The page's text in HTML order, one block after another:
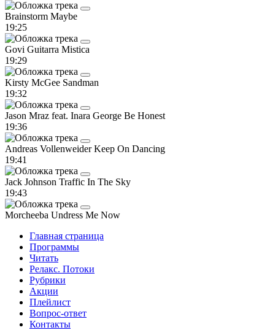
Brainstorm Maybe
19:25
Govi Guitarra Mistica
19:29
Kirsty McGee Sandman
19:32
Jason Mraz feat. Inara George Be Honest
19:36
Andreas VollenweiderKeep On Dancing
19:41
Jack Johnson Traffic In The Sky
19:43
Morcheeba Undress Me Now
Главная страница
Программы
Читать
Релакс. Потоки
Рубрики
Акции
Плейлист
Вопрос-ответ
Контакты